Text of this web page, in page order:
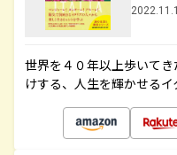
世界を４０年以上歩いて
けする、人生を輝かせる